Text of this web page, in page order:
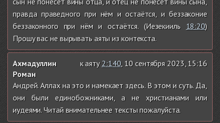
правда праведного при нём и остаётся, и беззаконие
беззаконного при нём и остаётся. (Иезекииль 18:20)
Прошу вас не вырывать аяты из контекста.
Ахмадуллин
Роман
к аяту 2:140, 10 сентября 2023, 15:16
Андрей. Аллах на это и намекает здесь. В этом и суть. Да,
они были единобожниками, а не христианами или
иудеями. Читай внимательнее тексты пожалуйста.